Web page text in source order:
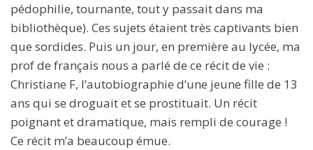
pédophilie, tournante, tout y passait dans ma
bibliothèque). Ces sujets étaient très captivants bien
que sordides. Puis un jour, en première au lycée, ma
prof de français nous a parlé de ce récit de vie :
Christiane F, l’autobiographie d’une jeune fille de 13
ans qui se droguait et se prostituait. Un récit
poignant et dramatique, mais rempli de courage !
Ce récit m’a beaucoup émue.